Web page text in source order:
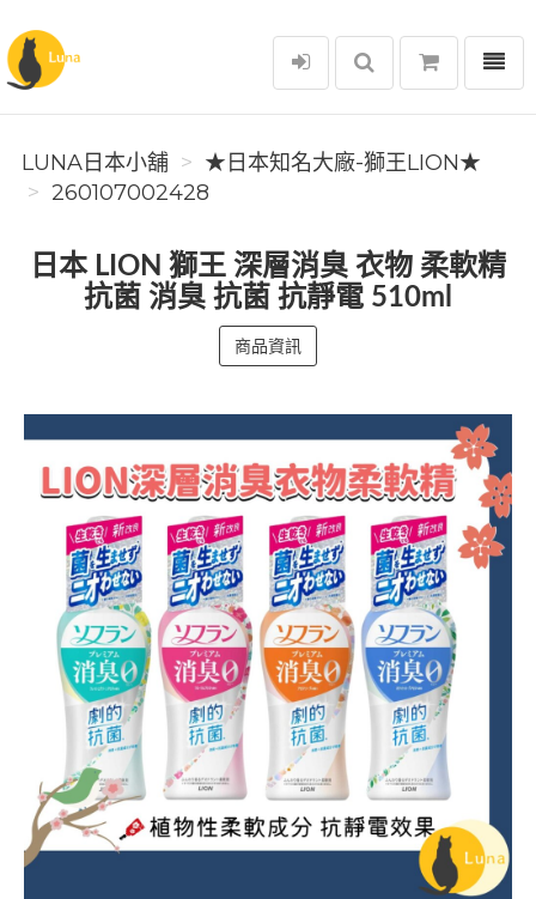
Luna日本小舖
選單
LUNA日本小舖
★日本知名大廠-獅王LION★
260107002428
日本 LION 獅王 深層消臭 衣物 柔軟精
抗菌 消臭 抗菌 抗靜電 510ml
商品資訊